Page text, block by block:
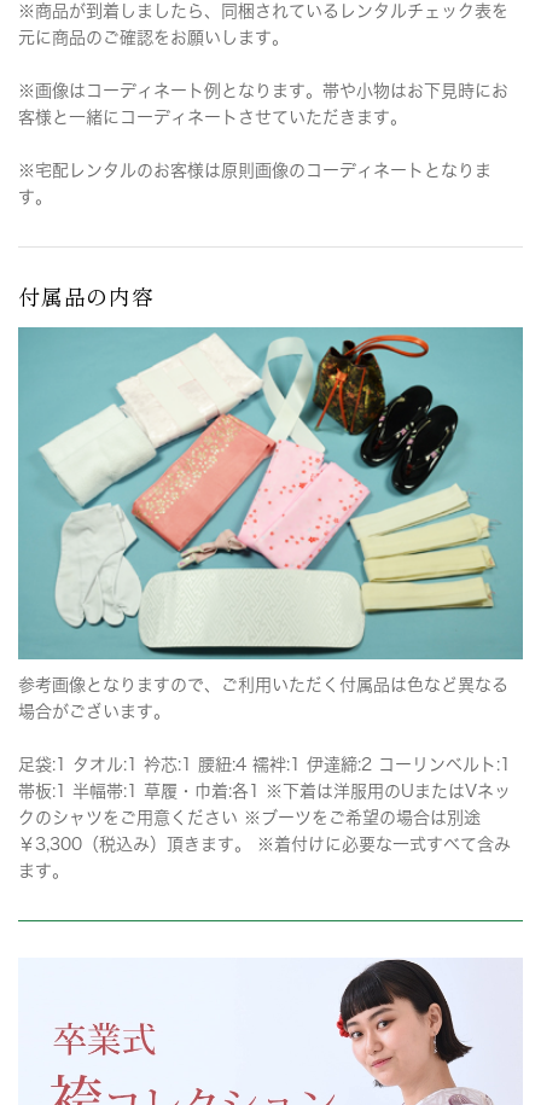
※商品が到着しましたら、同梱されているレンタルチェック表を
元に商品のご確認をお願いします。
※画像はコーディネート例となります。帯や小物はお下見時にお
客様と一緒にコーディネートさせていただきます。
※宅配レンタルのお客様は原則画像のコーディネートとなりま
す。
付属品の内容
参考画像となりますので、ご利用いただく付属品は色など異なる
場合がございます。
足袋:1 タオル:1 衿芯:1 腰紐:4 襦袢:1 伊達締:2 コーリンベルト:1
帯板:1 半幅帯:1 草履・巾着:各1 ※下着は洋服用のUまたはVネッ
クのシャツをご用意ください ※ブーツをご希望の場合は別途
￥3,300（税込み）頂きます。 ※着付けに必要な一式すべて含み
ます。